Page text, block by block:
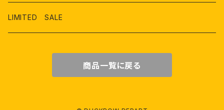
４ 階 アウトドア、レジャー
７階 おもちゃ、こども服フロア
USED、リメイク品
アパレル
LIMITED SALE
商品一覧に戻る